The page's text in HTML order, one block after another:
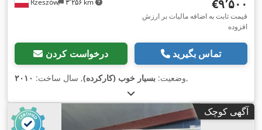
Rzeszów ۳٬۲۵۶ km ‎€۹٬۵۰۰
قیمت ثابت به اضافه مالیات بر ارزش
افزوده
درخواست کردن تماس بگیرید
وضعیت: بسیار خوب (کارکرده), سال ساخت: ۲۰۱۰ ,
آگهی کوچک